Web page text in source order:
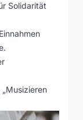
Solidarität